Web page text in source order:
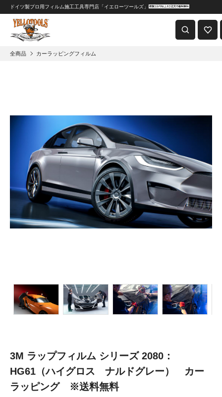
重要なおしらせ
2024年8月1日 価格改定につきまして
ドイツ製プロ用フィルム施工工具専門店「イエローツールズ」
全商品 カーラッピングフィルム
3M ラップフィルム シリーズ 2080：
HG61（ハイグロス ナルドグレー） カー
ラッピング ※送料無料